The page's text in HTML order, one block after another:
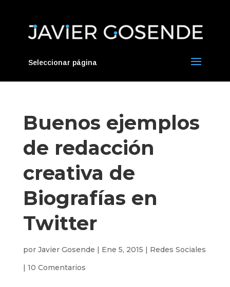
Seleccionar página
Buenos ejemplos
de redacción
creativa de
Biografías en
Twitter
por Javier Gosende | Ene 5, 2015 | Redes Sociales
| 10 Comentarios